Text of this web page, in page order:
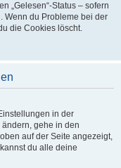
„Gelesen“-Status – sofern
Wenn du Probleme bei der
die Cookies löscht.
in der
gehe in den
auf der Seite angezeigt,
du alle deine